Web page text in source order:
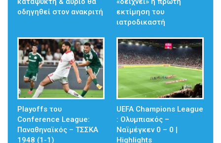
οδηγηθεί στον ανακριτή
εκτίμηση του
ιατροδικαστή
Playoffs του
Conference League:
Παναθηναϊκός – ΤΣΣΚΑ
1948 (1-1)
UEFA Champions League
: Ολυμπιακός –
Ναϊμέγκεν 0 – 0 |
Highlights